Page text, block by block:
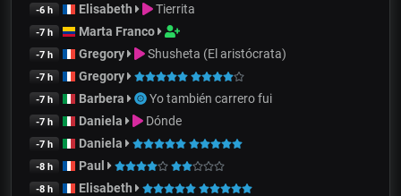
-6 h Elisabeth Tierrita
-7 h Marta Franco
-7 h Gregory Shusheta (El aristócrata)
-7 h Gregory
-7 h Barbera Yo también carrero fui
-7 h Daniela Dónde
-7 h Daniela
-8 h Paul
-8 h Elisabeth